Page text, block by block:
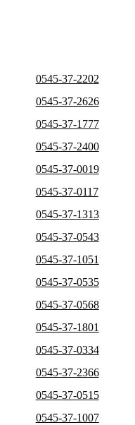
0545-37-2202
0545-37-2626
0545-37-1777
0545-37-2400
0545-37-0019
0545-37-0117
0545-37-1313
0545-37-0543
0545-37-1051
0545-37-0535
0545-37-0568
0545-37-1801
0545-37-0334
0545-37-2366
0545-37-0515
0545-37-1007